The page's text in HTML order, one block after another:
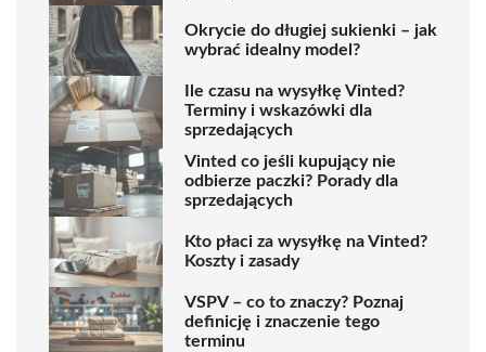
Okrycie do długiej sukienki – jak
wybrać idealny model?
Ile czasu na wysyłkę Vinted?
Terminy i wskazówki dla
sprzedających
Vinted co jeśli kupujący nie
odbierze paczki? Porady dla
sprzedających
Kto płaci za wysyłkę na Vinted?
Koszty i zasady
VSPV – co to znaczy? Poznaj
definicję i znaczenie tego
terminu